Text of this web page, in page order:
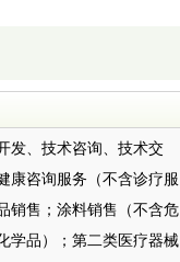
发、技术咨询、技术交
康咨询服务（不含诊疗服
销售；涂料销售（不含危
学品）；第二类医疗器械